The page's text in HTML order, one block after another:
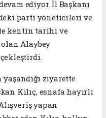
ediyor. İl Başkanı
parti yöneticileri ve
kentin tarihi ve
Alaybey
ziyarette
Kılıç, esnafa hayırlı
yapan